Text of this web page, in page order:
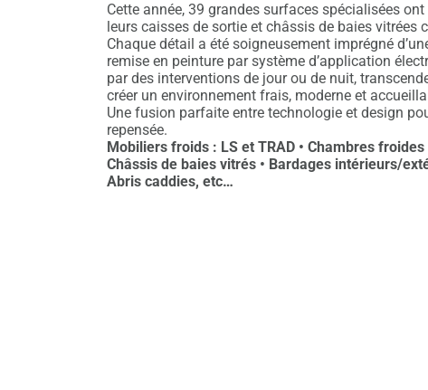
Cette année, 39 grandes surfaces spécialisées
leurs caisses de sortie et châssis de baies vitrées
Chaque détail a été soigneusement imprégné
remise en peinture par système d’application
par des interventions de jour ou de nuit,
créer un environnement frais, moderne et
Une fusion parfaite entre technologie et design
repensée.
Mobiliers froids : LS et TRAD • Chambres froides
Châssis de baies vitrés • Bardages intérieurs/
Abris caddies, etc…